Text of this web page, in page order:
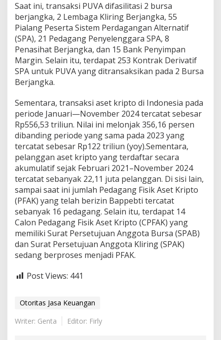
Saat ini, transaksi PUVA difasilitasi 2 bursa
berjangka, 2 Lembaga Kliring Berjangka, 55
Pialang Peserta Sistem Perdagangan Alternatif
(SPA), 21 Pedagang Penyelenggara SPA, 8
Penasihat Berjangka, dan 15 Bank Penyimpan
Margin. Selain itu, terdapat 253 Kontrak Derivatif
SPA untuk PUVA yang ditransaksikan pada 2 Bursa
Berjangka.
Sementara, transaksi aset kripto di Indonesia pada
periode Januari—November 2024 tercatat sebesar
Rp556,53 triliun. Nilai ini melonjak 356,16 persen
dibanding periode yang sama pada 2023 yang
tercatat sebesar Rp122 triliun (yoy).Sementara,
pelanggan aset kripto yang terdaftar secara
akumulatif sejak Februari 2021–November 2024
tercatat sebanyak 22,11 juta pelanggan. Di sisi lain,
sampai saat ini jumlah Pedagang Fisik Aset Kripto
(PFAK) yang telah berizin Bappebti tercatat
sebanyak 16 pedagang. Selain itu, terdapat 14
Calon Pedagang Fisik Aset Kripto (CPFAK) yang
memiliki Surat Persetujuan Anggota Bursa (SPAB)
dan Surat Persetujuan Anggota Kliring (SPAK)
sedang berproses menjadi PFAK.
Post Views: 441
Otoritas Jasa Keuangan
Writer: Genta
Editor: Firly